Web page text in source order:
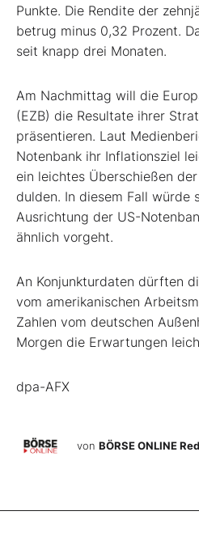
Kontakt
Punkte. Die Rendite der
betrug minus 0,32 Prozent.
seit knapp drei Monaten.
Am Nachmittag will die
(EZB) die Resultate ihrer
präsentieren. Laut
Notenbank ihr Inflationsziel
ein leichtes Überschießen
dulden. In diesem Fall würde
Ausrichtung der US-
ähnlich vorgeht.
An Konjunkturdaten dürften
vom amerikanischen
Zahlen vom deutschen
Morgen die Erwartungen
dpa-AFX
von BÖRSE ONLINE